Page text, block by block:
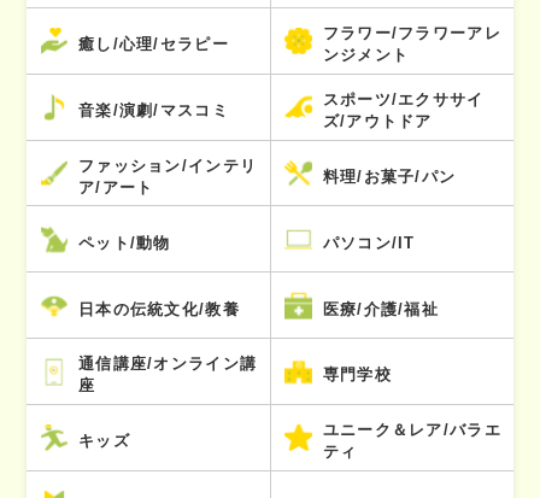
癒し/心理/セラピー
フラワー/フラワーアレ
ンジメント
音楽/演劇/マスコミ
スポーツ/エクササイ
ズ/アウトドア
ファッション/インテリ
ア/アート
料理/お菓子/パン
ペット/動物 パソコン/IT
日本の伝統文化/教養 医療/介護/福祉
通信講座/オンライン講
座
専門学校
キッズ
ユニーク＆レア/バラエ
ティ